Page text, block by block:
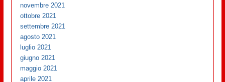
novembre 2021
ottobre 2021
settembre 2021
agosto 2021
luglio 2021
giugno 2021
maggio 2021
aprile 2021